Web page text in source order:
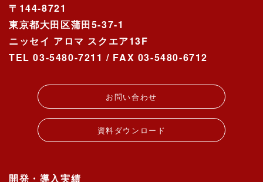
〒144-8721
東京都大田区蒲田5-37-1
ニッセイ アロマ スクエア13F
TEL 03-5480-7211 / FAX 03-5480-6712
お問い合わせ
資料ダウンロード
開発・導入実績